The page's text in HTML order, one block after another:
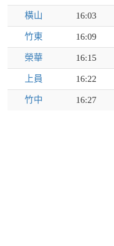
橫山 16:03
竹東 16:09
榮華 16:15
上員 16:22
竹中 16:27